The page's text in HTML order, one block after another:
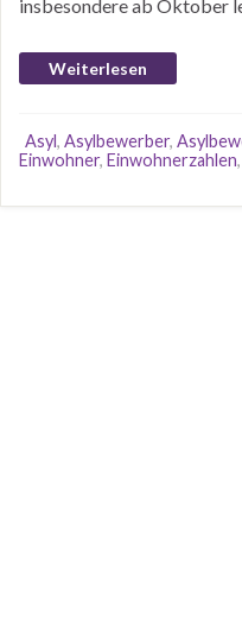
insbesondere ab Oktober
Weiterlesen
Asyl, Asylbewerber,
Einwohner, Einwohnerzahlen,